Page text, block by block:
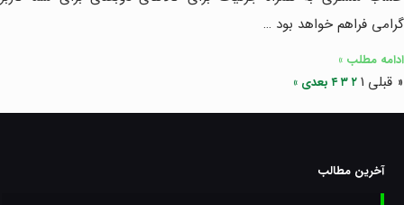
گرامی فراهم خواهد بود …
ادامه مطلب »
« قبلی ۱۲۳۴ بعدی »
آخرین مطالب